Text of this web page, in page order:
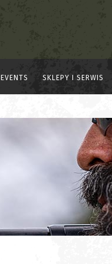
EVENTS SKLEPY I SERWIS